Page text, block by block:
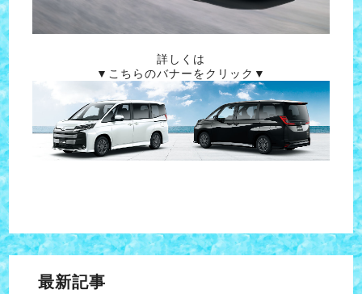
詳しくは
▼こちらのバナーをクリック▼
最新記事